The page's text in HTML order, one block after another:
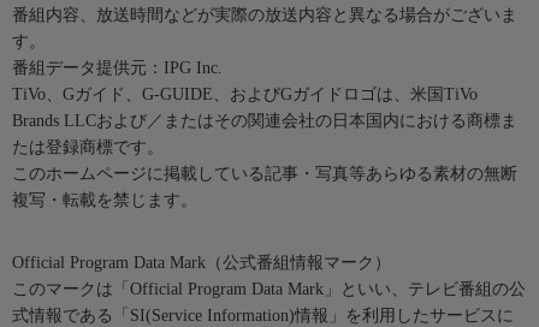
番組内容、放送時間などが実際の放送内容と異なる場合がございま
す。
番組データ提供元：IPG Inc.
TiVo、Gガイド、G-GUIDE、およびGガイドロゴは、米国TiVo
Brands LLCおよび／またはその関連会社の日本国内における商標ま
たは登録商標です。
このホームページに掲載している記事・写真等あらゆる素材の無断
複写・転載を禁じます。
Official Program Data Mark（公式番組情報マーク）
このマークは「Official Program Data Mark」といい、テレビ番組の公
式情報である「SI(Service Information)情報」を利用したサービスに